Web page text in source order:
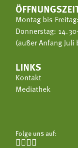
Montag bis
Donnerstag:
(außer Anfang
LINKS
Kontakt
Mediathek
Folge uns auf:
